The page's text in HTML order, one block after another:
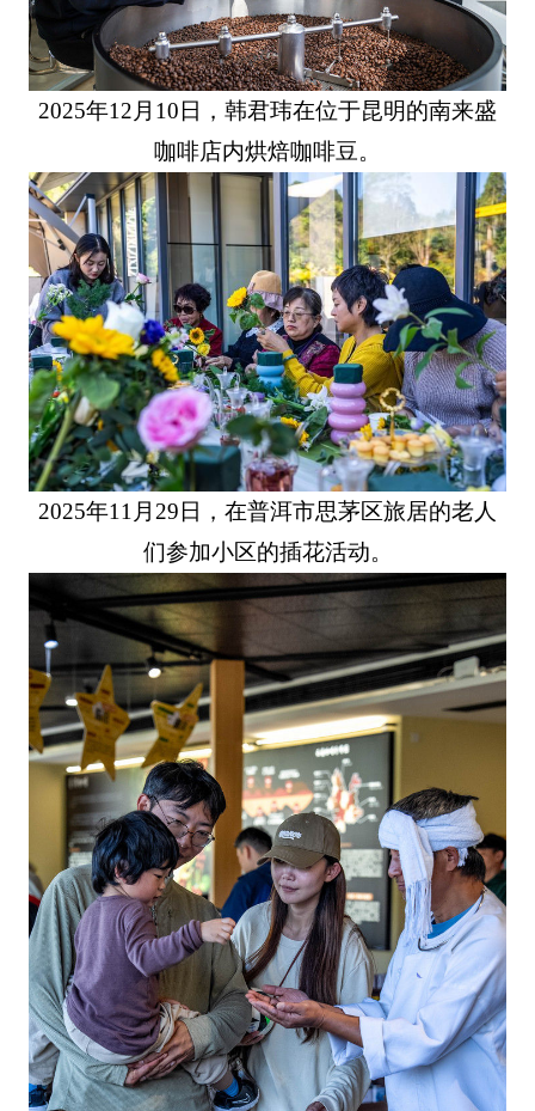
2025年12月10日，韩君玮在位于昆明的南来盛
咖啡店内烘焙咖啡豆。
2025年11月29日，在普洱市思茅区旅居的老人
们参加小区的插花活动。